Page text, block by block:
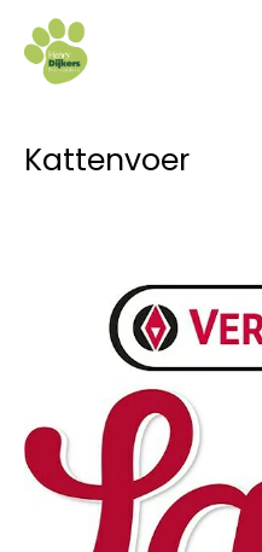
Kattenvoer